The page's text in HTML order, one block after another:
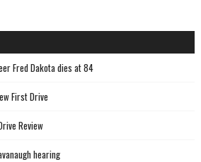
Fred Dakota dies at 84
First Drive
Review
hearing